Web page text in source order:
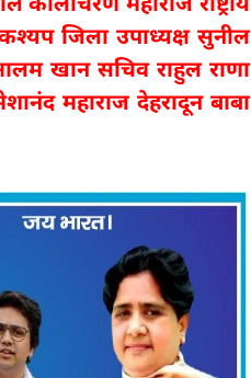
जिला उपाध्यक्ष सुनील
खान सचिव राहुल राणा
महाराज देहरादून बाबा